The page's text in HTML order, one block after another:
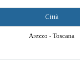
Città
Arezzo - Toscana